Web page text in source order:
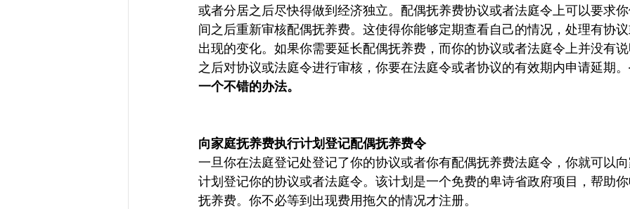
或者分居之后尽快得做到经济独立。配偶抚养费协议或者法庭令上可以要求
间之后重新审核配偶抚养费。这使得你能够定期查看自己的情况，处理有协
出现的变化。如果你需要延长配偶抚养费，而你的协议或者法庭令上并没有
之后对协议或法庭令进行审核，你要在法庭令或者协议的有效期内申请延期。
一个不错的办法。
向家庭抚养费执行计划登记配偶抚养费令
一旦你在法庭登记处登记了你的协议或者你有配偶抚养费法庭令，你就可以
计划登记你的协议或者法庭令。该计划是一个免费的卑诗省政府项目，帮助
抚养费。你不必等到出现费用拖欠的情况才注册。